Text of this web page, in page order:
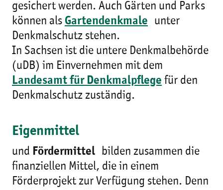
gesichert werden. Auch Gärten und Parks
können als Gartendenkmale
unter
Denkmalschutz stehen.
In Sachsen ist die untere Denkmalbehörde
(uDB) im Einvernehmen mit dem
Landesamt für Denkmalpflege für den
Denkmalschutz zuständig.
Eigenmittel
und Fördermittel bilden zusammen die
finanziellen Mittel, die in einem
Förderprojekt zur Verfügung stehen. Denn